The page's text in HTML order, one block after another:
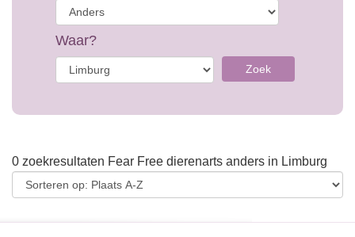
Waar?
Zoek
0 zoekresultaten Fear Free dierenarts anders in Limburg